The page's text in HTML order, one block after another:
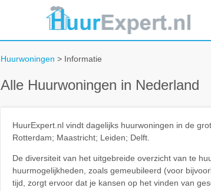
Huurwoningen > Informatie
Alle Huurwoningen in Nederland
HuurExpert.nl vindt dagelijks huurwoningen in de
Rotterdam; Maastricht; Leiden; Delft.
De diversiteit van het uitgebreide overzicht van te
huurmogelijkheden, zoals gemeubileerd (voor
tijd, zorgt ervoor dat je kansen op het vinden van